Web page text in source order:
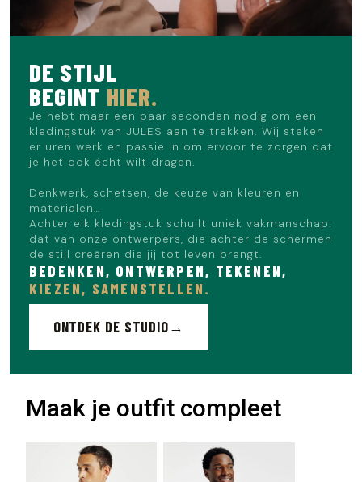
DE STIJL
BEGINT HIER.
Je hebt maar een paar seconden nodig om een
kledingstuk van JULES aan te trekken. Wij steken
er uren werk en passie in om ervoor te zorgen dat
je het ook écht wilt dragen.
Denkwerk, schetsen, de keuze van kleuren en
materialen…
Achter elk kledingstuk schuilt uniek vakmanschap:
dat van onze ontwerpers, die achter de schermen
de stijl creëren die jij tot leven brengt.
BEDENKEN, ONTWERPEN, TEKENEN,
KIEZEN, SAMENSTELLEN.
ONTDEK DE STUDIO
Maak je outfit compleet